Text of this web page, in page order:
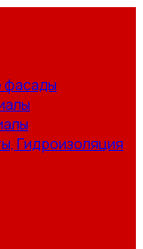
фасады
Гидроизоляция